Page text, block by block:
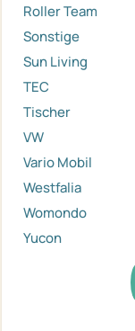
Roller Team
Sonstige
Sun Living
TEC
Tischer
VW
Vario Mobil
Westfalia
Womondo
Yucon